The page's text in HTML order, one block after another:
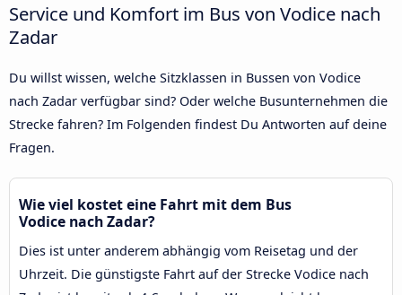
Service und Komfort im Bus von Vodice nach
Zadar
Du willst wissen, welche Sitzklassen in Bussen von Vodice
nach Zadar verfügbar sind? Oder welche Busunternehmen die
Strecke fahren? Im Folgenden findest Du Antworten auf deine
Fragen.
Wie viel kostet eine Fahrt mit dem Bus
Vodice nach Zadar?
Dies ist unter anderem abhängig vom Reisetag und der
Uhrzeit. Die günstigste Fahrt auf der Strecke Vodice nach